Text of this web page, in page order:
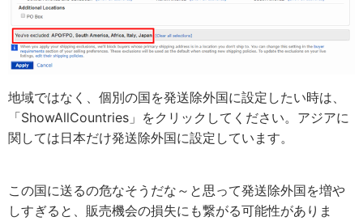
地域ではなく、個別の国を発送除外国に設定したい時は、
「ShowAllCountries」をクリックしてください。アジアに
関しては日本だけ発送除外国に設定しています。
この国に送るの危なそうだな～と思って発送除外国を増や
しすぎると、販売機会の損失にも繋がる可能性がありま